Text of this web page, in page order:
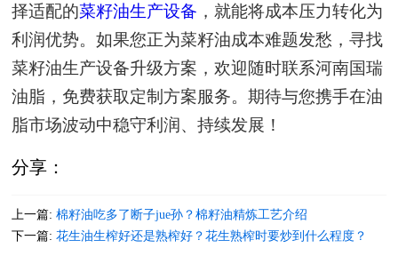
择适配的菜籽油生产设备 ，就能将成本压力转化为
利润优势。如果您正为菜籽油成本难题发愁，寻找
菜籽油生产设备升级方案，欢迎随时联系河南国瑞
油脂，免费获取定制方案服务。期待与您携手在油
脂市场波动中稳守利润、持续发展！
分享：
上一篇:棉籽油吃多了断子jue孙？棉籽油精炼工艺介绍
下一篇:花生油生榨好还是熟榨好？花生熟榨时要炒到什么程度？